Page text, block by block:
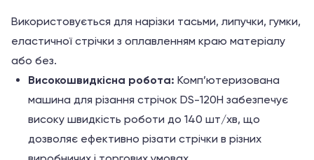
Використовується для нарізки тасьми, липучки, гумки,
еластичної стрічки з оплавленням краю матеріалу
або без.
Високошвидкісна робота: Комп’ютеризована
машина для різання стрічок DS-120H забезпечує
високу швидкість роботи до 140 шт/хв, що
дозволяє ефективно різати стрічки в різних